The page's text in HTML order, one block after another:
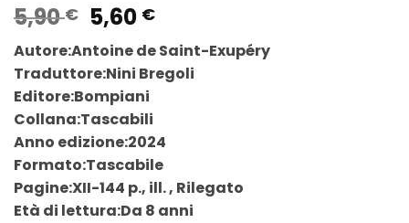
5,90€ Il
prezzo
originale
era:
5,90 €.
5,60 €Il
prezzo
attuale
è:
Autore:Antoine de Saint-Exupéry
Traduttore:Nini Bregoli
Editore:Bompiani
Collana:Tascabili
Anno edizione:2024
Formato:Tascabile
Pagine:XII-144 p., ill. , Rilegato
Età di lettura:Da 8 anni